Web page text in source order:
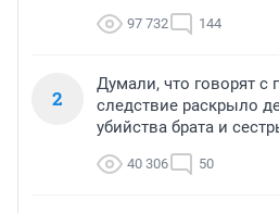
97 732 144
2
Думали, что говорят с
следствие раскрыло
убийства брата и
40 306 50